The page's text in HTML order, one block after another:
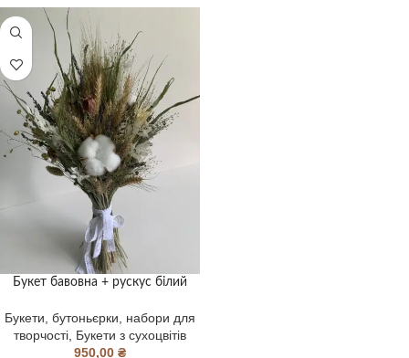
Букет бавовна + рускус білий
Букети, бутоньєрки, набори для
творчості Букети з сухоцвітів
950,00 ₴